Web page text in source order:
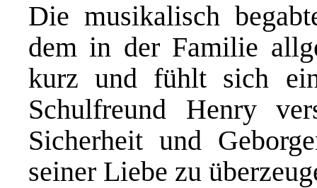
Die musikalisch
dem in der Familie
kurz und fühlt sich
Schulfreund Henry
Sicherheit und
seiner Liebe zu